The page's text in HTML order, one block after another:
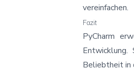
vereinfachen.
Fazit
PyCharm
Entwicklung.
Beliebtheit in